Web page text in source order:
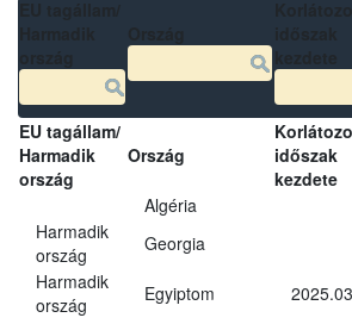
EU tagállam/
Harmadik
ország
Ország
időszak
kezdete
Algéria
Harmadik
ország
Georgia
Harmadik
ország
Egyiptom